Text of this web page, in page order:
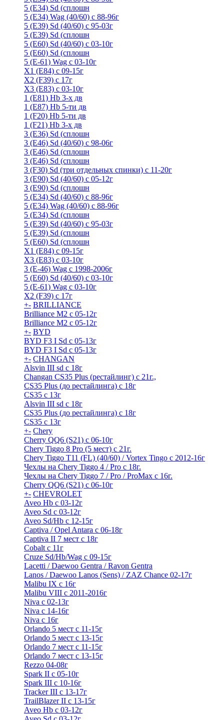
5 (E34) Sd (сплошн
5 (E34) Wag (40/60) с 88-96г
5 (E39) Sd (40/60) с 95-03г
5 (E39) Sd (сплошн
5 (E60) Sd (40/60) с 03-10г
5 (E60) Sd (сплошн
5 (Е-61) Wag с 03-10г
X1 (E84) с 09-15г
X2 (F39) с 17г
X3 (E83) с 03-10г
1 (Е81) Hb 3-х дв
1 (Е87) Hb 5-ти дв
1 (F20) Hb 5-ти дв
1 (F21) Hb 3-х дв
3 (E36) Sd (сплошн
3 (Е46) Sd (40/60) с 98-06г
3 (Е46) Sd (сплошн
3 (E46) Sd (сплошн
3 (F30) Sd (три отдельных спинки) с 11-20г
3 (Е90) Sd (40/60) с 05-12г
3 (Е90) Sd (сплошн
5 (E34) Sd (40/60) с 88-96г
5 (E34) Wag (40/60) с 88-96г
5 (E34) Sd (сплошн
5 (E39) Sd (40/60) с 95-03г
5 (E39) Sd (сплошн
5 (E60) Sd (сплошн
X1 (E84) с 09-15г
X3 (E83) с 03-10г
3 (Е-46) Wag с 1998-2006г
5 (E60) Sd (40/60) с 03-10г
5 (Е-61) Wag с 03-10г
X2 (F39) с 17г
+- BRILLIANCE
Brilliance M2 с 05-12г
Brilliance M2 с 05-12г
+- BYD
BYD F3 I Sd с 05-13г
BYD F3 I Sd с 05-13г
+- CHANGAN
Alsvin III sd с 18г
Changan CS35 Plus (рестайлинг) с 21г.,
CS35 Plus (до рестайлинга) с 18г
CS35 с 13г
Alsvin III sd с 18г
CS35 Plus (до рестайлинга) с 18г
CS35 с 13г
+- Chery
Cherry QQ6 (S21) с 06-10г
Chery Tiggo 8 Pro (5 мест) с 21г.
Chery Tiggo T11 (FL) (40/60) / Vortex Tingo с 2012-16г
Чехлы на Chery Tiggo 4 / Pro с 18г.
Чехлы на Chery Tiggo 7 / Pro / ProMax с 16г.
Cherry QQ6 (S21) с 06-10г
+- CHEVROLET
Aveo Hb с 03-12г
Aveo Sd с 03-12г
Aveo Sd/Hb с 12-15г
Captiva / Opel Antara с 06-18г
Captiva II 7 мест с 18г
Cobalt с 11г
Cruze Sd/Hb/Wag c 09-15г
Lacetti / Daewoo Gentra / Ravon Gentra
Lanos / Daewoo Lanos (Sens) / ZAZ Chance 02-17г
Malibu IX с 16г
Malibu VIII с 2011-2016г
Niva с 02-13г
Niva с 14-16г
Niva с 16г
Orlando 5 мест с 11-15г
Orlando 5 мест с 13-15г
Orlando 7 мест с 11-15г
Orlando 7 мест с 13-15г
Rezzo 04-08г
Spark II с 05-10г
Spark III с 10-16г
Tracker III с 13-17г
TrailBlazer II с 13-15г
Aveo Hb с 03-12г